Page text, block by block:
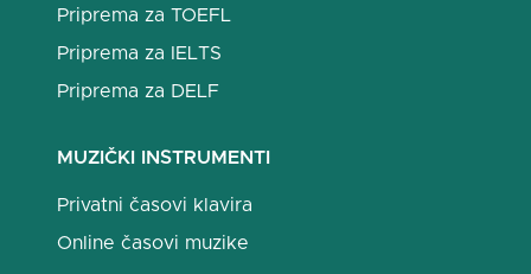
Priprema za TOEFL
Priprema za IELTS
Priprema za DELF
MUZIČKI INSTRUMENTI
Privatni časovi klavira
Online časovi muzike